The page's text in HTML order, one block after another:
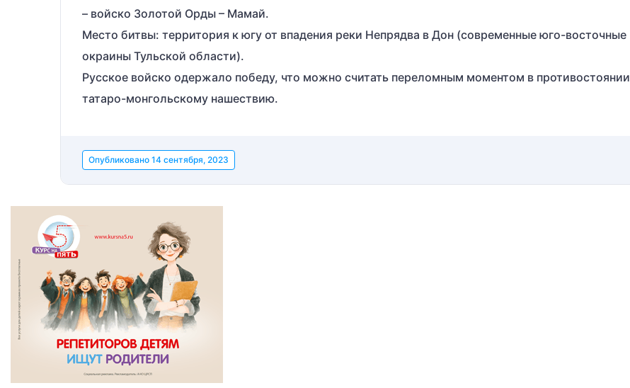
– войско Золотой Орды – Мамай.
Место битвы: территория к югу от впадения реки Непрядва в Дон (современные юго-восточные
окраины Тульской области).
Русское войско одержало победу, что можно считать переломным моментом в противостоянии
татаро-монгольскому нашествию.
Опубликовано 14 сентября, 2023